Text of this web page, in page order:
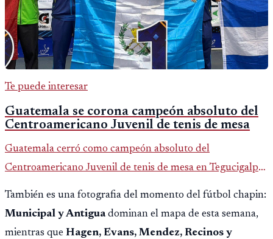
Te puede interesar
Guatemala se corona campeón absoluto del
Centroamericano Juvenil de tenis de mesa
Guatemala cerró como campeón absoluto del
Centroamericano Juvenil de tenis de mesa en Tegucigalpa
También es una fotografia del momento del fútbol chapin:
Municipal y Antiguadominan el mapa de esta semana,
mientras que Hagen, Evans, Mendez, Recinos y